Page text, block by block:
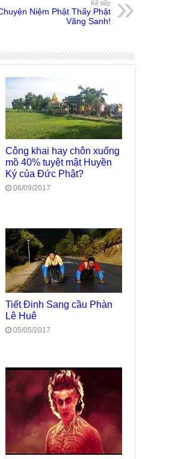
Kế tiếp
Niệm Phật Thấy Phật
Vãng Sanh!
Công khai hay chôn xuống
mồ 40% tuyệt mật Huyền
Ký của Đức Phật?
06/09/2017
Tiết Đinh Sang cầu Phàn
Lê Huê
05/05/2017